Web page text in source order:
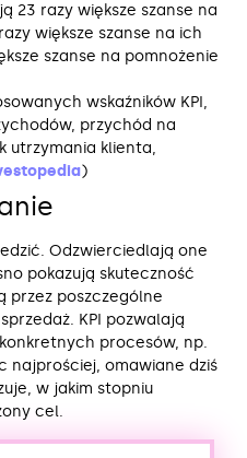
23 razy większe szanse na
większe szanse na ich
szanse na pomnożenie
wskaźników KPI,
przychód na
utrzymania klienta,
)
Odzwierciedlają one
pokazują skuteczność
przez poszczególne
KPI pozwalają
procesów, np.
najprościej, omawiane dziś
w jakim stopniu
cel.